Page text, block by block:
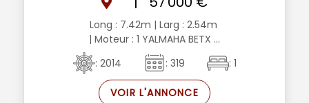
Long : 7.42m | Larg : 2.54m
| Moteur : 1 YALMAHA BETX ...
: 2014
: 319 : 1
VOIR L'ANNONCE